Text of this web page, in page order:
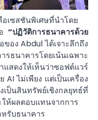
เซสชันพิเศษที่นำโดย
“ปฏิวัติการธนาคารด้วย
ของ Abdul ได้เจาะลึกถึง
ธนาคารโดยเน้นเฉพาะ
ดงให้เห็นว่าซอฟต์แวร์
ไม่เพียง แต่เป็นเครื่อง
ป็นสินทรัพย์เชิงกลยุทธ์ที่
ห้ผลตอบแทนจากการ
หรับธนาคาร